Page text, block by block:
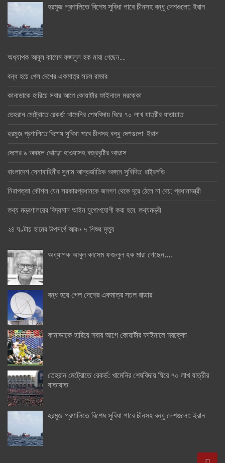
হরমুজ প্রণালিতে বিশেষ সুবিধা পাবে চীনসহ বন্ধু দেশগুলো: ইরান
অধ্যাপক আবুল কাসেম ফজলুল হক মারা গেছেন….
বন্ধ হয়ে গেল দেশের একমাত্র সচল রাডার
কানাডাকে হারিয়ে সবার আগে কোয়ার্টার ফাইনালে মরক্কো
তেহরান মেট্রোতে রেকর্ড: খামেনির শেষবিদায় ঘিরে ৭০ লাখ যাত্রীর যাতায়াত
হরমুজ প্রণালিতে বিশেষ সুবিধা পাবে চীনসহ বন্ধু দেশগুলো: ইরান
দেশের ৯ অঞ্চলে ঝোড়ো হাওয়াসহ বজ্রবৃষ্টির আভাস
বাংলাদেশ সেনাবাহিনীর সুনাম আন্তর্জাতিক অঙ্গনে সুবিদিত: রাষ্ট্রপতি
নিরাপত্তা কৌশল যেন সরকারপ্রধানকে জনগণ থেকে দূরে ঠেলে না দেয়: প্রধানমন্ত্রী
তথ্য মন্ত্রণালয়ের বিদ্যমান আইন যুগোপযোগী করা হবে: তথ্যমন্ত্রী
২৪ ঘণ্টায় হামের উপসর্গে আরও ৭ শিশুর মৃত্যু
অধ্যাপক আবুল কাসেম ফজলুল হক মারা গেছেন….
বন্ধ হয়ে গেল দেশের একমাত্র সচল রাডার
কানাডাকে হারিয়ে সবার আগে কোয়ার্টার ফাইনালে মরক্কো
তেহরান মেট্রোতে রেকর্ড: খামেনির শেষবিদায় ঘিরে ৭০ লাখ যাত্রীর
যাতায়াত
হরমুজ প্রণালিতে বিশেষ সুবিধা পাবে চীনসহ বন্ধু দেশগুলো: ইরান